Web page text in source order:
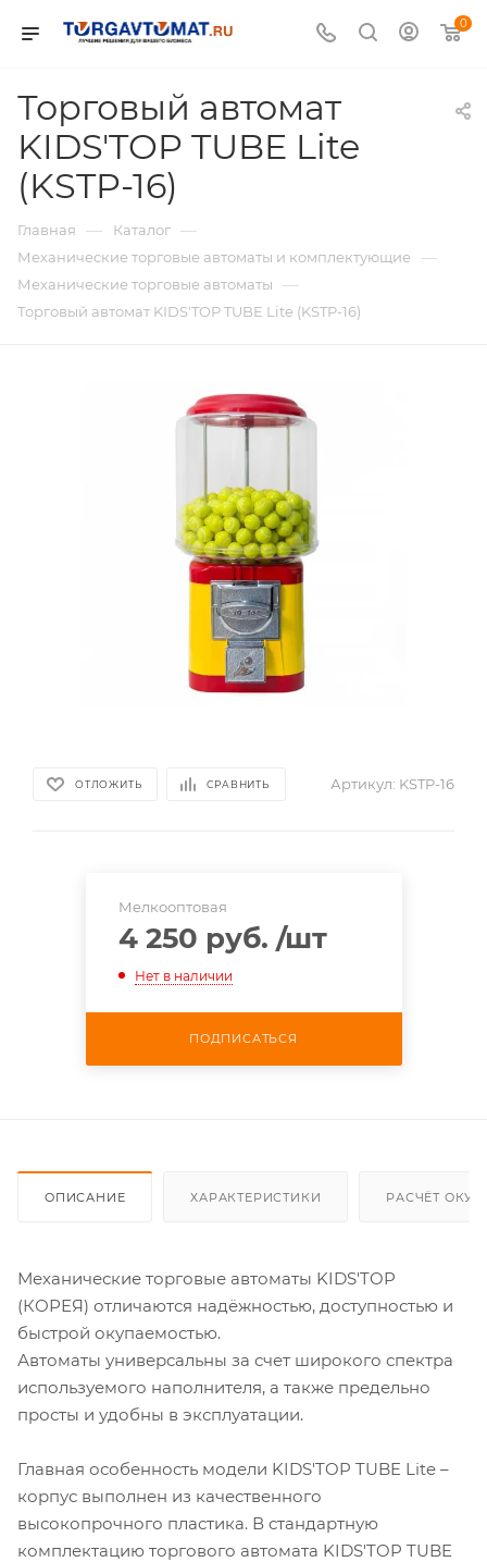
0
Торговый автомат
KIDS'TOP TUBE Lite
(KSTP-16)
Главная — Каталог —
Механические торговые автоматы и комплектующие —
Механические торговые автоматы —
Торговый автомат KIDS'TOP TUBE Lite (KSTP-16)
ОТЛОЖИТЬ СРАВНИТЬ Артикул: KSTP-16
Мелкооптовая
4 250 руб. /шт
Нет в наличии
ПОДПИСАТЬСЯ
ОПИСАНИЕ ХАРАКТЕРИСТИКИ РАСЧЁТ
Механические торговые автоматы KIDS'TOP
(КОРЕЯ) отличаются надёжностью, доступностью и
быстрой окупаемостью.
Автоматы универсальны за счет широкого спектра
используемого наполнителя, а также предельно
просты и удобны в эксплуатации.
Главная особенность модели KIDS'TOP TUBE Lite –
корпус выполнен из качественного
высокопрочного пластика. В стандартную
комплектацию торгового автомата KIDS'TOP TUBE